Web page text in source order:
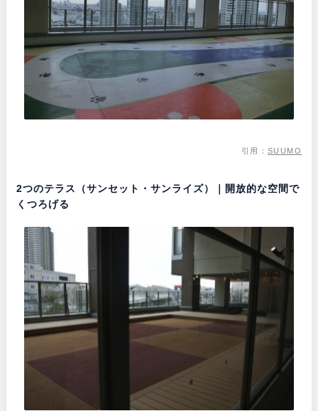
引用：SUUMO
2つのテラス（サンセット・サンライズ）｜開放的な空間で
くつろげる